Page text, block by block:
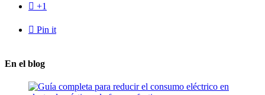
 +1
 Pin it
En el blog